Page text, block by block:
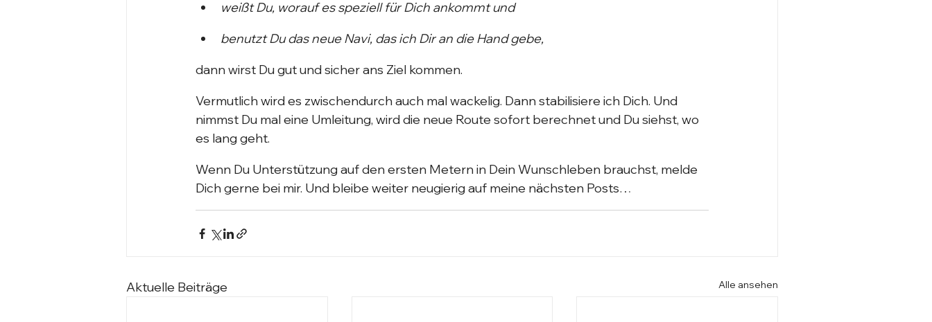
weißt Du, worauf es speziell für Dich ankommt und
benutzt Du das neue Navi, das ich Dir an die Hand gebe,
dann wirst Du gut und sicher ans Ziel kommen.
Vermutlich wird es zwischendurch auch mal wackelig. Dann stabilisiere ich Dich. Und
nimmst Du mal eine Umleitung, wird die neue Route sofort berechnet und Du siehst, wo
es lang geht.
Wenn Du Unterstützung auf den ersten Metern in Dein Wunschleben brauchst, melde
Dich gerne bei mir. Und bleibe weiter neugierig auf meine nächsten Posts…
Aktuelle Beiträge Alle ansehen